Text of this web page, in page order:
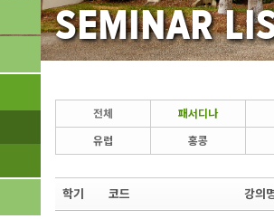
SEMINAR
전체
패서디나
유럽
홍콩
학기 코드 강의